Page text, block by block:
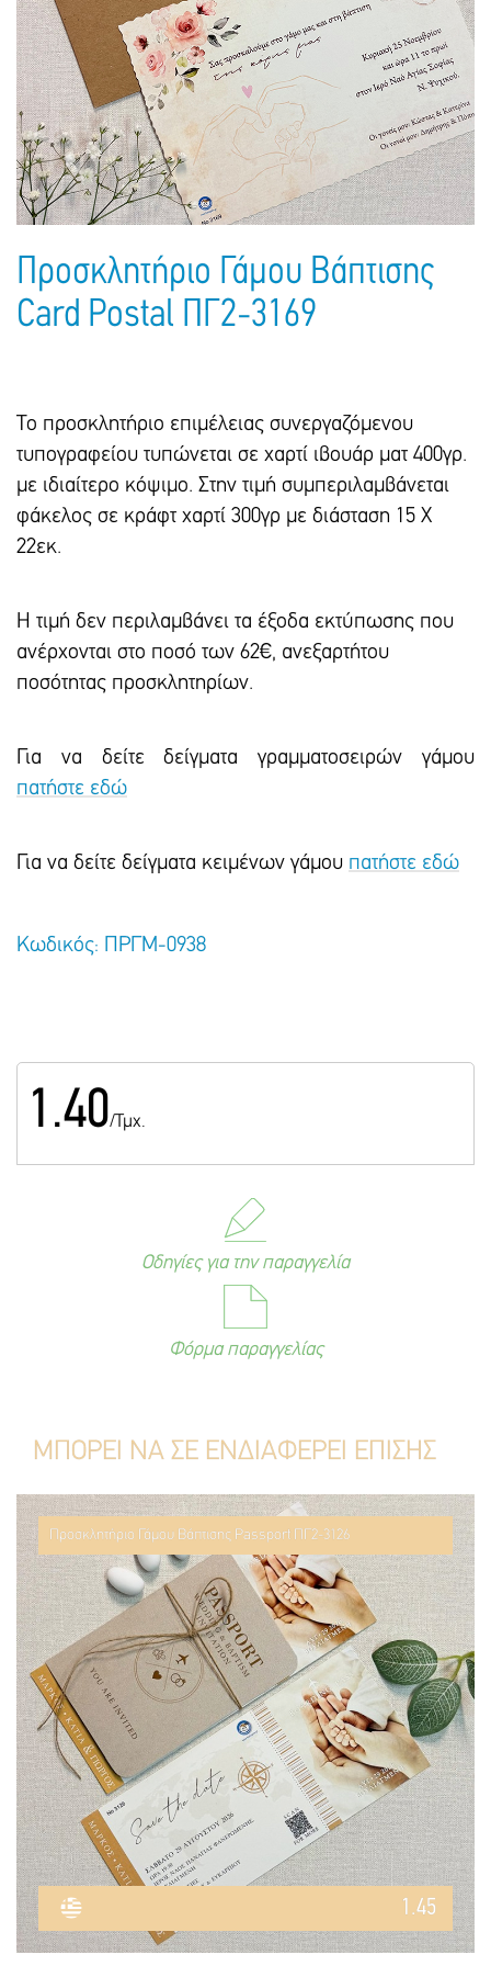
Πακέτα Δώρων
Σακούλες
Τσάντες - Ποδιές - Ομπρέλες
Βιβλία
Παιδικό Πάρτι
Παιδικά Είδη
Ημερολόγια - Ατζέντες
Γραφική Ύλη
Είδη Γραφείου
Τετράδια - Φάκελοι
Μπλοκ Ζωγραφικής
Προσκλητήριο Γάμου Βάπτισης
Card Postal ΠΓ2-3169
Το προσκλητήριο επιμέλειας συνεργαζόμενου
τυπογραφείου τυπώνεται σε χαρτί ιβουάρ ματ 400γρ.
με ιδιαίτερο κόψιμο. Στην τιμή συμπεριλαμβάνεται
φάκελος σε κράφτ χαρτί 300γρ με διάσταση 15 Χ
22εκ.
Η τιμή δεν περιλαμβάνει τα έξοδα εκτύπωσης που
ανέρχονται στο ποσό των 62€, ανεξαρτήτου
ποσότητας προσκλητηρίων.
Για να δείτε δείγματα γραμματοσειρών γάμου
πατήστε εδώ
Για να δείτε δείγματα κειμένων γάμου πατήστε εδώ
Κωδικός: ΠΡΓΜ-0938
1.40/Τμχ.
Οδηγίες για την παραγγελία
Φόρμα παραγγελίας
ΜΠΟΡΕΙ ΝΑ ΣΕ ΕΝΔΙΑΦΕΡΕΙ ΕΠΙΣΗΣ
Προσκλητήριο Γάμου Βάπτισης Passport ΠΓ2-3126
1.45